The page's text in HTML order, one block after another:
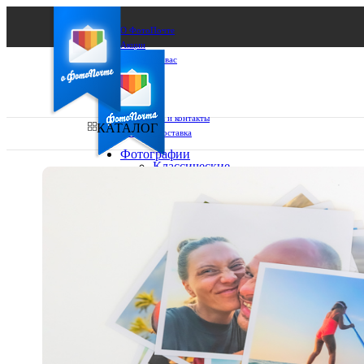
О ФотоПочте
Акции
Сделаем за вас
Бизнесу
FAQ
Франшиза
Поддержка и контакты
Оплата и доставка
Выберите из списка:
КАТАЛОГ
Фотографии
Классические
10х15
15х15
15х20
20х20
20х30
30х30
30х40
Фото
в